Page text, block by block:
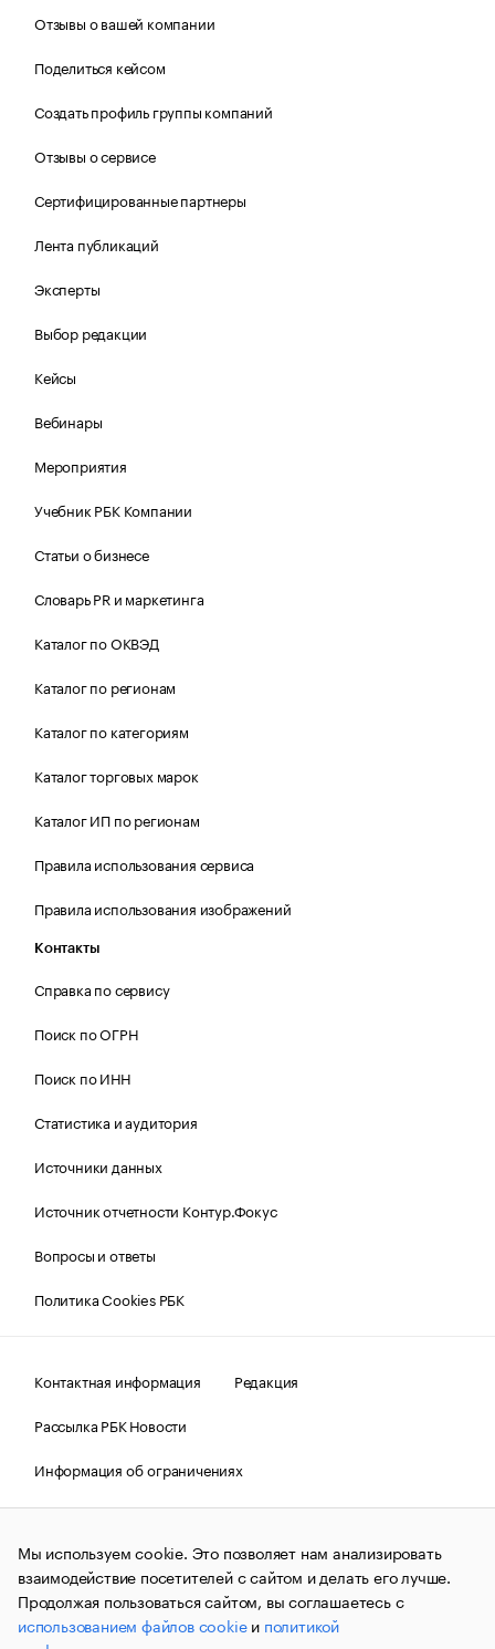
Отзывы о вашей компании
Поделиться кейсом
Создать профиль группы компаний
Отзывы о сервисе
Сертифицированные партнеры
Лента публикаций
Эксперты
Выбор редакции
Кейсы
Вебинары
Мероприятия
Учебник РБК Компании
Статьи о бизнесе
Словарь PR и маркетинга
Каталог по ОКВЭД
Каталог по регионам
Каталог по категориям
Каталог торговых марок
Каталог ИП по регионам
Правила использования сервиса
Правила использования изображений
Контакты
Справка по сервису
Поиск по ОГРН
Поиск по ИНН
Статистика и аудитория
Источники данных
Источник отчетности Контур.Фокус
Вопросы и ответы
Политика Cookies РБК
Контактная информация
Редакция
Рассылка РБК Новости
Информация об ограничениях
Правовая информация
О соблюдении авторских прав
© АО «РОСБИЗНЕСКОНСАЛТИНГ»,1995–2026.Сообщения
и материалы информационного агентства «РБК»
(зарегистрировано Федеральной службой по надзору в сфере
связи, информационных технологий и массовых
коммуникаций (Роскомнадзор) 09.12.2015 за номером ИА
№ФС77-63848) сопровождаются пометкой «РБК». Отдельные
Мы используем cookie. Это позволяет нам анализировать
взаимодействие посетителей с сайтом и делать его лучше.
Продолжая пользоваться сайтом, вы соглашаетесь с
использованием файлов cookieи политикой